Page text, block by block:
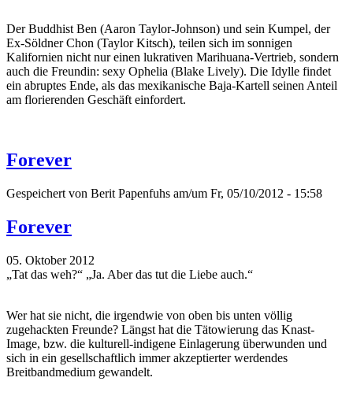
Der Buddhist Ben (Aaron Taylor-Johnson) und sein Kumpel, der
Ex-Söldner Chon (Taylor Kitsch), teilen sich im sonnigen
Kalifornien nicht nur einen lukrativen Marihuana-Vertrieb, sondern
auch die Freundin: sexy Ophelia (Blake Lively). Die Idylle findet
ein abruptes Ende, als das mexikanische Baja-Kartell seinen Anteil
am florierenden Geschäft einfordert.
Forever
Gespeichert von Berit Papenfuhs am/um Fr, 05/10/2012 - 15:58
Forever
05. Oktober 2012
„Tat das weh?“ „Ja. Aber das tut die Liebe auch.“
Wer hat sie nicht, die irgendwie von oben bis unten völlig
zugehackten Freunde? Längst hat die Tätowierung das Knast-
Image, bzw. die kulturell-indigene Einlagerung überwunden und
sich in ein gesellschaftlich immer akzeptierter werdendes
Breitbandmedium gewandelt.